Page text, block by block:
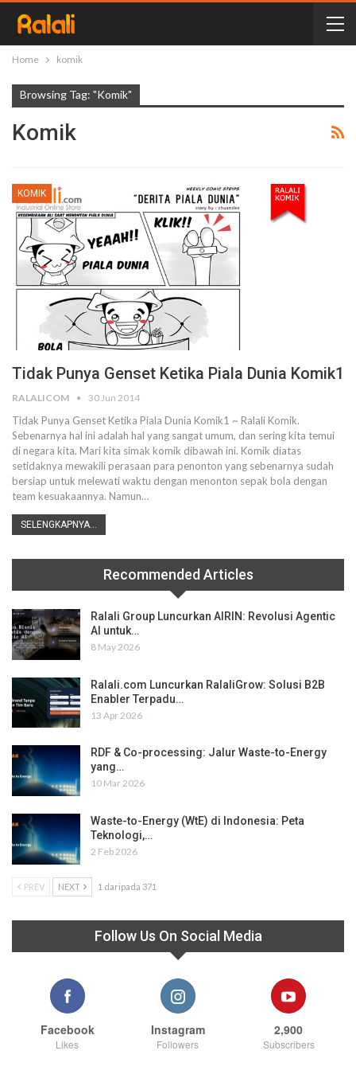
Home komik
Browsing Tag: "komik"
Komik
KOMIK
Tidak Punya Genset Ketika Piala Dunia Komik1
RALALICOM 30 Jun 2014
Tidak Punya Genset Ketika Piala Dunia Komik1 ~ Ralali Komik.
Sebenarnya hal ini adalah hal yang sangat umum, dan sering kita temui
di negara kita. Mari kita simak komik dibawah ini. Komik diatas
setidaknya mewakili perasaan para penonton yang sebenarnya sudah
bersiap untuk melewati waktu dengan menonton sepak bola dengan
team kesuakaannya. Namun…
SELENGKAPNYA...
Recommended Articles
Ralali Group Luncurkan AIRIN: Revolusi Agentic
AI untuk…
8 May 2026
Ralali.com Luncurkan RalaliGrow: Solusi B2B
Enabler Terpadu…
13 Apr 2026
RDF & Co-processing: Jalur Waste-to-Energy
yang…
10 Mar 2026
Waste-to-Energy (WtE) di Indonesia: Peta
Teknologi,…
2 Feb 2026
PREV NEXT 1 daripada 371
Follow Us On Social Media
Facebook
Likes
Instagram
Followers
2,900
Subscribers